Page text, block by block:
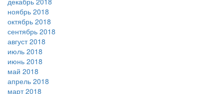
ноябрь 2018
октябрь 2018
сентябрь 2018
август 2018
июль 2018
июнь 2018
май 2018
апрель 2018
март 2018